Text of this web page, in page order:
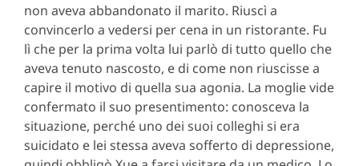
non aveva abbandonato il marito. Riuscì a
convincerlo a vedersi per cena in un ristorante. Fu
lì che per la prima volta lui parlò di tutto quello che
aveva tenuto nascosto, e di come non riuscisse a
capire il motivo di quella sua agonia. La moglie vide
confermato il suo presentimento: conosceva la
situazione, perché uno dei suoi colleghi si era
suicidato e lei stessa aveva sofferto di depressione,